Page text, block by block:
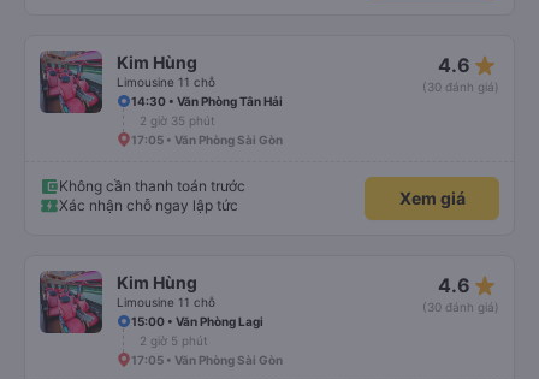
Kim Hùng
Limousine 11 chỗ
4.6 star_rate
(30 đánh giá)
14:30 • Văn Phòng Tân Hải
2 giờ 35 phút
17:05 • Văn Phòng Sài Gòn
Không cần thanh toán trước
Xác nhận chỗ ngay lập tức
Xem giá
Kim Hùng
Limousine 11 chỗ
4.6 star_rate
(30 đánh giá)
15:00 • Văn Phòng Lagi
2 giờ 5 phút
17:05 • Văn Phòng Sài Gòn